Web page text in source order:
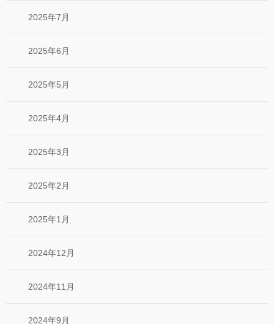
2025年7月
2025年6月
2025年5月
2025年4月
2025年3月
2025年2月
2025年1月
2024年12月
2024年11月
2024年9月